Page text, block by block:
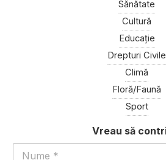
Sănătate
Cultură
Educație
Drepturi Civile
Climă
Floră/Faună
Sport